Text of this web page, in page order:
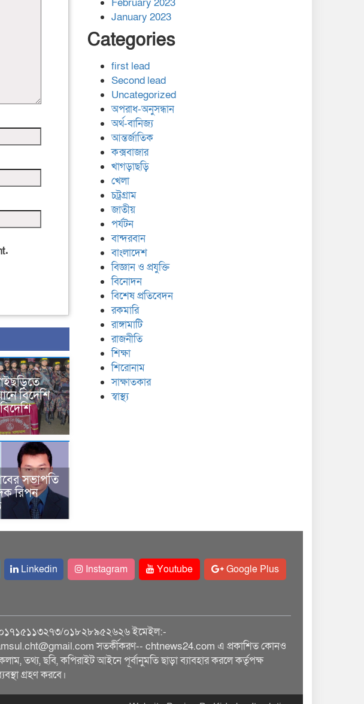
বিদেশি
সভাপতি
রিপন
February 2023
January 2023
Categories
first lead
Second lead
Uncategorized
অপরাধ-অনুসন্ধান
অর্থ-বানিজ্য
আন্তর্জাতিক
কক্সবাজার
খাগড়াছড়ি
খেলা
চট্রগ্রাম
জাতীয়
পর্যটন
বান্দরবান
বাংলাদেশ
বিজ্ঞান ও প্রযুক্তি
বিনোদন
বিশেষ প্রতিবেদন
রকমারি
রাঙ্গামাটি
রাজনীতি
শিক্ষা
শিরোনাম
সাক্ষাতকার
স্বাস্থ্য
Linkedin Instagram Youtube Google Plus
০১৮২৮৯৫২৬২৬ ইমেইল:-
সতর্কীকরণ-- chtnews24.com এ প্রকাশিত কোনও
তথ্য, ছবি, কপিরাইট আইনে পূর্বানুমতি ছাড়া ব্যাবহার করলে কর্তৃপক্ষ
গ্রহণ করবে।